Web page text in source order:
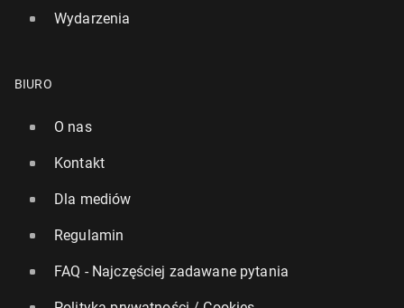
Wydarzenia
BIURO
O nas
Kontakt
Dla mediów
Regulamin
FAQ - Najczęściej zadawane pytania